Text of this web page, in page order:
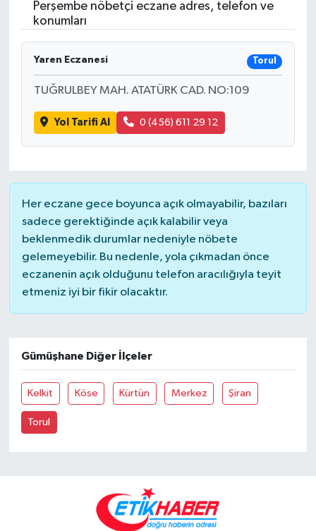
Perşembe nöbetçi eczane adres, telefon ve
konumları
Yaren Eczanesi Torul
TUĞRULBEY MAH. ATATÜRK CAD. NO:109
Yol Tarifi Al 0 (456) 611 29 12
Her eczane gece boyunca açık olmayabilir, bazıları
sadece gerektiğinde açık kalabilir veya
beklenmedik durumlar nedeniyle nöbete
gelemeyebilir. Bu nedenle, yola çıkmadan önce
eczanenin açık olduğunu telefon aracılığıyla teyit
etmeniz iyi bir fikir olacaktır.
Gümüşhane Diğer İlçeler
Kelkit Köse Kürtün Merkez Şiran
Torul
ÖZEL HABER
RÖPORTAJLAR
SAĞLIK
SİYASET
SPOR
YAŞAM
Yerel